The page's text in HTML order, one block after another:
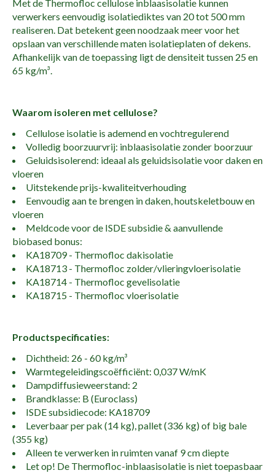
Met de Thermofloc cellulose inblaasisolatie kunnen
verwerkers eenvoudig isolatiediktes van 20 tot 500 mm
realiseren. Dat betekent geen noodzaak meer voor het
opslaan van verschillende maten isolatieplaten of dekens.
Afhankelijk van de toepassing ligt de densiteit tussen 25 en
65 kg/m³.
Waarom isoleren met cellulose?
Cellulose isolatie is ademend en vochtregulerend
Volledig boorzuurvrij: inblaasisolatie zonder boorzuur
Geluidsisolerend: ideaal als geluidsisolatie voor daken en
vloeren
Uitstekende prijs-kwaliteitverhouding
Eenvoudig aan te brengen in daken, houtskeletbouw en
vloeren
Meldcode voor de ISDE subsidie & aanvullende
biobased bonus:
KA18709 - Thermofloc dakisolatie
KA18713 - Thermofloc zolder/vlieringvloerisolatie
KA18714 - Thermofloc gevelisolatie
KA18715 - Thermofloc vloerisolatie
Productspecificaties:
Dichtheid: 26 - 60 kg/m³
Warmtegeleidingscoëfficiënt: 0,037 W/mK
Dampdiffusieweerstand: 2
Brandklasse: B (Euroclass)
ISDE subsidiecode: KA18709
Leverbaar per pak (14 kg), pallet (336 kg) of big bale
(355 kg)
Alleen te verwerken in ruimten vanaf 9 cm diepte
Let op! De Thermofloc-inblaasisolatie is niet toepasbaar